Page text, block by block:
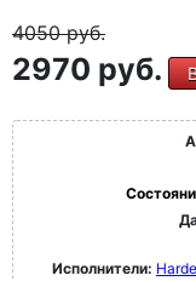
4050руб.
2970 руб.
Исполнители: